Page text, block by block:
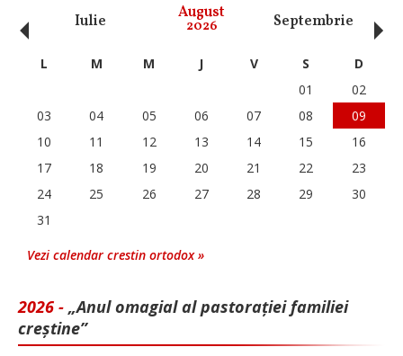
Iulie August
2026 Septembrie
‹ L M M J V S
D
01
02
03
04 05 06 07 08
09
10
11 12 13 14 15
16
17
18 19 20 21 22
23
24
25 26 27 28 29
30
31
Vezi calendar crestin ortodox »
2026 - „Anul omagial al pastorației familiei
creștine”